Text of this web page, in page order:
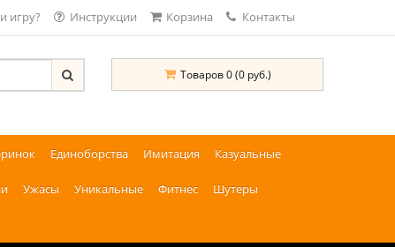
игру? Инструкции Корзина Контакты
Товаров 0 (0 руб.)
Единоборства Имитация Казуальные
Ужасы Уникальные Фитнес Шутеры